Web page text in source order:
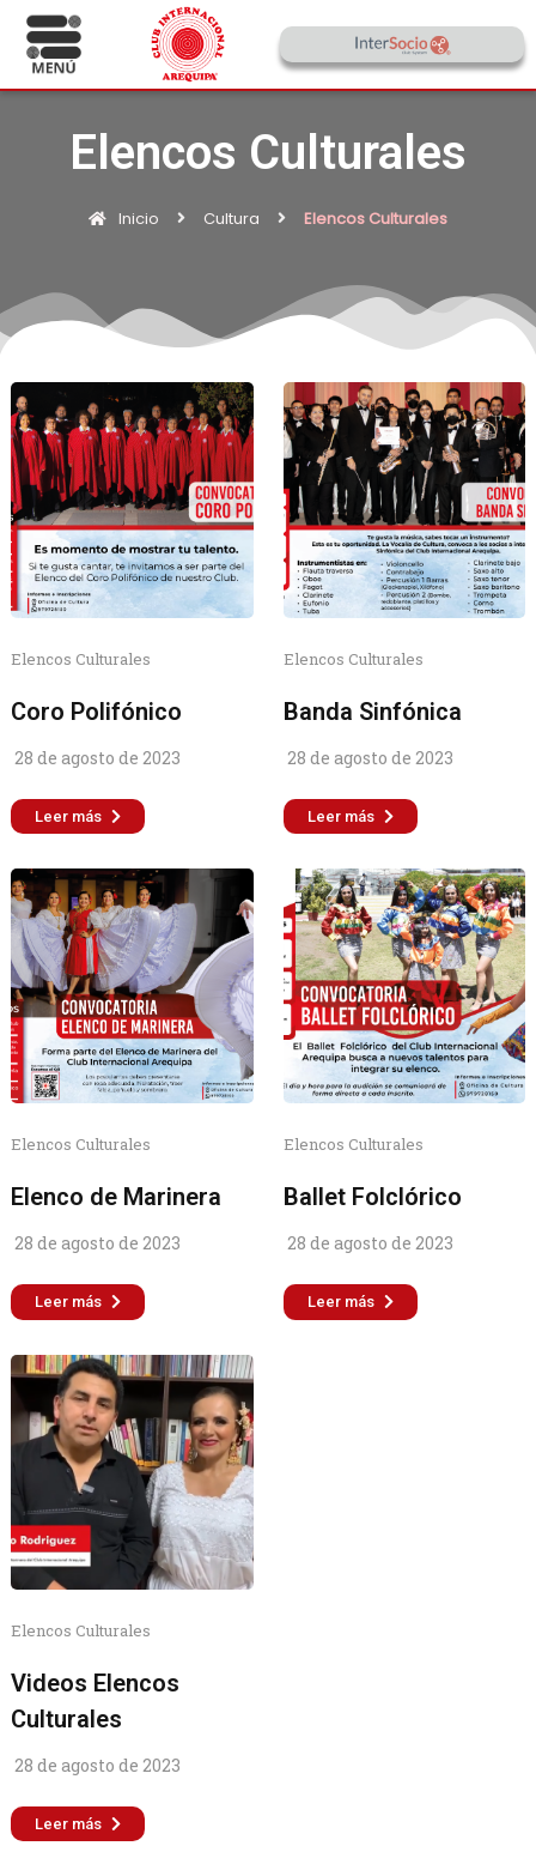
Elencos Culturales
Inicio Cultura Elencos Culturales
Elencos Culturales
Coro Polifónico
28 de agosto de 2023
Leer más
Elencos Culturales
Banda Sinfónica
28 de agosto de 2023
Leer más
Elencos Culturales
Elenco de Marinera
28 de agosto de 2023
Leer más
Elencos Culturales
Ballet Folclórico
28 de agosto de 2023
Leer más
Elencos Culturales
Videos Elencos
Culturales
28 de agosto de 2023
Leer más